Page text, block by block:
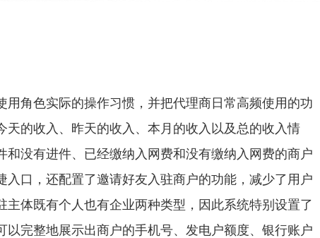
角色实际的操作习惯，并把代理商日常高频使用的功
的收入、昨天的收入、本月的收入以及总的收入情
没有进件、已经缴纳入网费和没有缴纳入网费的商户
口，还配置了邀请好友入驻商户的功能，减少了用户
体既有个人也有企业两种类型，因此系统特别设置了
完整地展示出商户的手机号、发电户额度、银行账户